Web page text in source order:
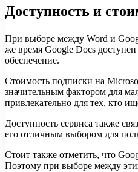
Доступность и
При выборе между Word и
же время Google Docs
обеспечение.
Стоимость подписки на
значительным фактором для
привлекательно для тех, кто
Доступность сервиса также
его отличным выбором для
Стоит также отметить, что
Поэтому при выборе между